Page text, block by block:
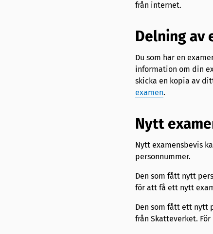
från internet.
Delning av
Du som har en
information om din
skicka en kopia av
examen.
Nytt
Nytt examensbevis
personnummer.
Den som fått nytt
för att få ett nytt
Den som fått ett nytt
från Skatteverket.